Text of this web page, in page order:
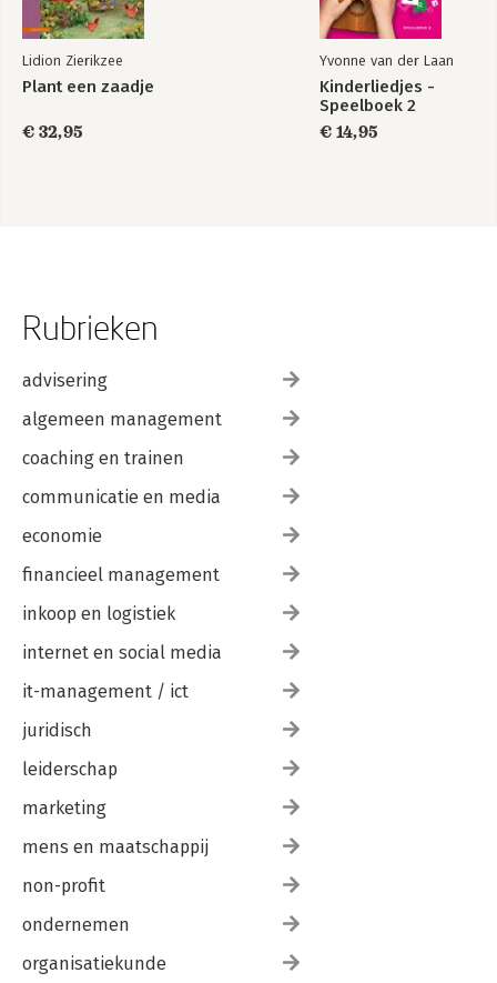
Lidion Zierikzee
Plant een zaadje
€ 32,95
Yvonne van der Laan
Kinderliedjes -
Speelboek 2
€ 14,95
Rubrieken
advisering
algemeen management
coaching en trainen
communicatie en media
economie
financieel management
inkoop en logistiek
internet en social media
it-management / ict
juridisch
leiderschap
marketing
mens en maatschappij
non-profit
ondernemen
organisatiekunde